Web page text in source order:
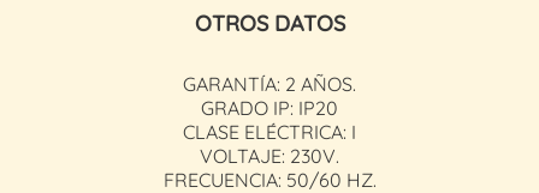
OTROS DATOS
GARANTÍA: 2 AÑOS.
GRADO IP: IP20
CLASE ELÉCTRICA: I
VOLTAJE: 230V.
FRECUENCIA: 50/60 HZ.